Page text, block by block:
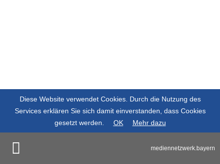
mediennetzwerk.bayern
Diese Website verwendet Cookies. Durch die Nutzung des
Services erklären Sie sich damit einverstanden, dass Cookies
gesetzt werden.
OK Mehr dazu